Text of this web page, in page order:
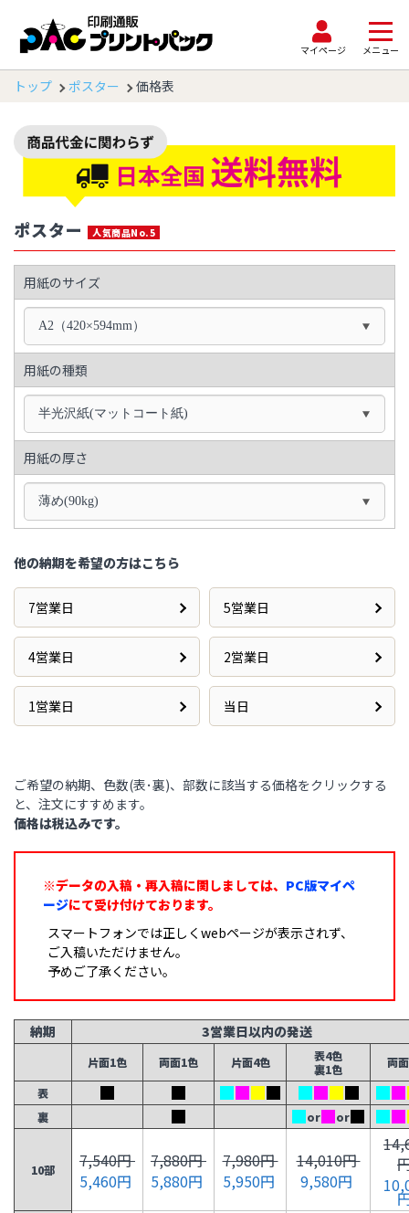
マイページ メニュー
トップ ポスター 価格表
ポスター 人気商品No.5
用紙のサイズ
A2（420×594mm）
用紙の種類
半光沢紙(マットコート紙)
用紙の厚さ
薄め(90kg)
他の納期を希望の方はこちら
7営業日 5営業日
4営業日 2営業日
1営業日 当日
ご希望の納期、色数(表･裏)、部数に該当する価格をクリックする
と、注文にすすめます。
価格は税込みです。
※データの入稿・再入稿に関しましては、 PC版マイペ
ージにて受け付けております。
スマートフォンでは正しくwebページが表示されず、
ご入稿いただけません。
予めご了承ください。
納期 3営業日以内の発送
片面1色 両面1色 片面4色
表4色
裏1色
両
表
裏
or or
10部
7,540円
5,460円
7,880円
5,880円
7,980円
5,950円
14,010円
9,580円